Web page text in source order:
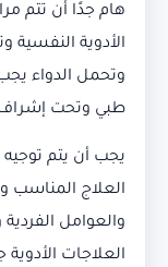
هام جدًا أن تتم
الأدوية
وتحمل الدواء
طبي وتحت إشراف
يجب أن يتم توجيه
العلاج المناسب
والعوامل
العلاجات